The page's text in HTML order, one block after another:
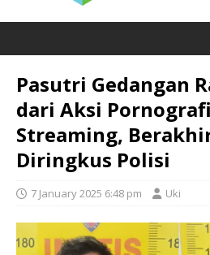
Pasutri Gedangan
dari Aksi
Streaming,
Diringkus Polisi
7 January 2025 6:48 pm Uki